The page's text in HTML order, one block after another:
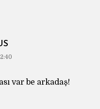
var be arkadaş!